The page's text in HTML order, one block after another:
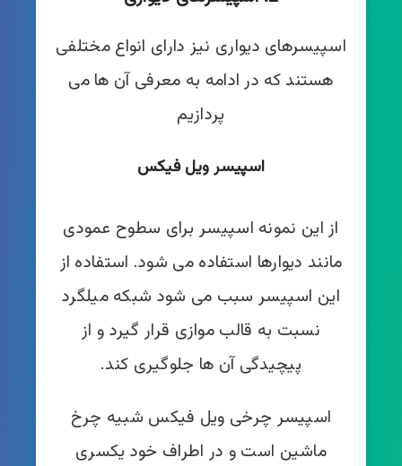
اسپیسرهای دیواری نیز دارای انواع مختلفی
هستند که در ادامه به معرفی آن ها می
پردازیم
اسپیسر ویل فیکس
از این نمونه اسپیسر برای سطوح عمودی
مانند دیوارها استفاده می شود. استفاده از
این اسپیسر سبب می شود شبکه میلگرد
نسبت به قالب موازی قرار گیرد و از
پیچیدگی آن ها جلوگیری کند.
اسپیسر چرخی ویل فیکس شبیه چرخ
ماشین است و در اطراف خود یکسری